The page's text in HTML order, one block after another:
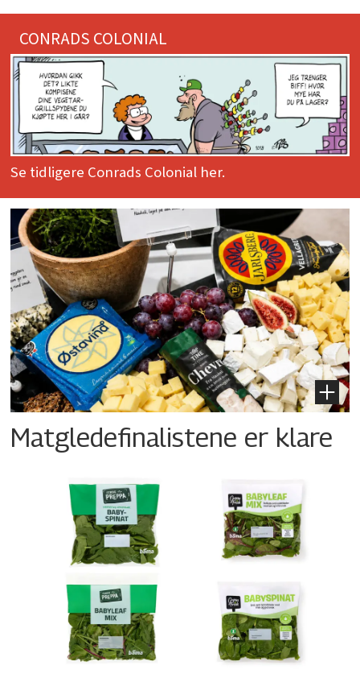
CONRADS COLONIAL
Se tidligere Conrads Colonial her.
Matgledefinalistene er klare